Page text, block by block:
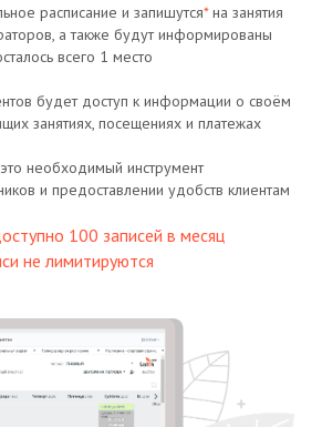
расписание и запишутся*на занятия
а также будут информированы
всего 1 место
будет доступ к информации о своём
занятиях, посещениях и платежах
необходимый инструмент
и предоставлении удобств клиентам
100 записей в месяц
не лимитируются